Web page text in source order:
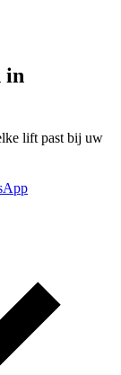
in
lift past bij uw